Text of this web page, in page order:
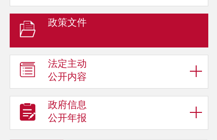
政策文件
法定主动
公开内容
政府信息
公开年报